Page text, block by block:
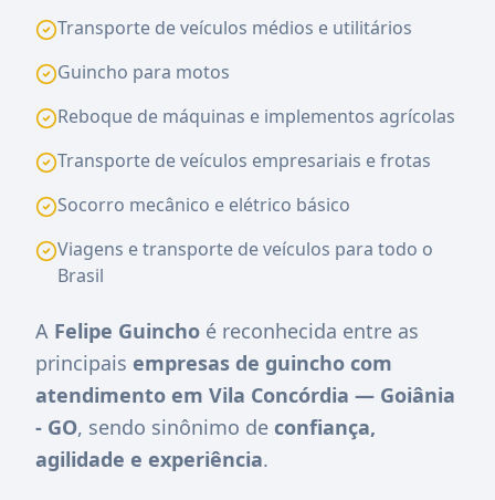
Transporte de veículos médios e utilitários
Guincho para motos
Reboque de máquinas e implementos agrícolas
Transporte de veículos empresariais e frotas
Socorro mecânico e elétrico básico
Viagens e transporte de veículos para todo o
Brasil
A Felipe Guincho é reconhecida entre as
principais empresas de guincho com
atendimento em Vila Concórdia — Goiânia
- GO, sendo sinônimo de confiança,
agilidade e experiência.